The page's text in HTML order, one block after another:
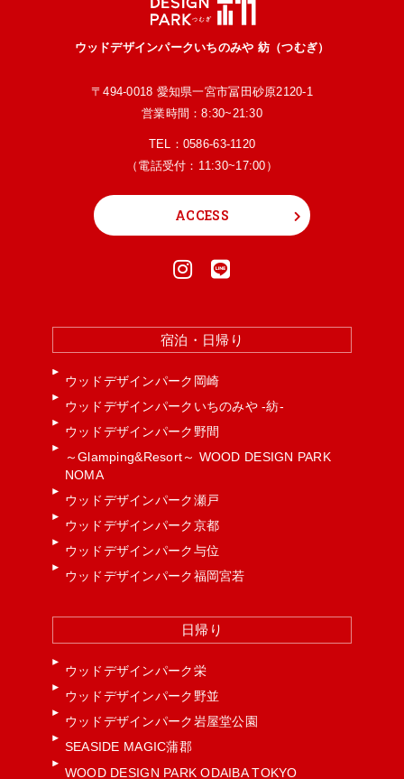
ウッドデザインパークいちのみや 紡（つむぎ）
〒494-0018 愛知県一宮市冨田砂原2120-1
営業時間：8:30~21:30
TEL： 0586-63-1120
（電話受付：11:30~17:00）
ACCESS
宿泊・日帰り
ウッドデザインパーク岡崎
ウッドデザインパークいちのみや -紡-
ウッドデザインパーク野間
～Glamping&Resort～ WOOD DESIGN PARK
NOMA
ウッドデザインパーク瀬戸
ウッドデザインパーク京都
ウッドデザインパーク与位
ウッドデザインパーク福岡宮若
日帰り
ウッドデザインパーク栄
ウッドデザインパーク野並
ウッドデザインパーク岩屋堂公園
SEASIDE MAGIC蒲郡
WOOD DESIGN PARK ODAIBA TOKYO